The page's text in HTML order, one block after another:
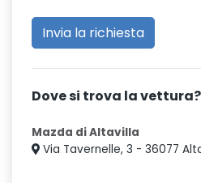
Dove si trova la vettura?
Mazda di Altavilla
Via Tavernelle, 3 - 36077